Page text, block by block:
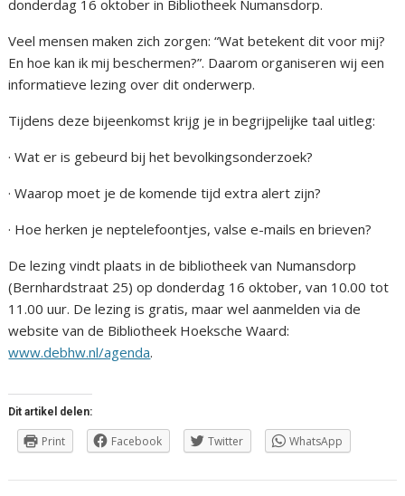
donderdag 16 oktober in Bibliotheek Numansdorp.
Veel mensen maken zich zorgen: “Wat betekent dit voor mij?
En hoe kan ik mij beschermen?”. Daarom organiseren wij een
informatieve lezing over dit onderwerp.
Tijdens deze bijeenkomst krijg je in begrijpelijke taal uitleg:
· Wat er is gebeurd bij het bevolkingsonderzoek?
· Waarop moet je de komende tijd extra alert zijn?
· Hoe herken je neptelefoontjes, valse e-mails en brieven?
De lezing vindt plaats in de bibliotheek van Numansdorp
(Bernhardstraat 25) op donderdag 16 oktober, van 10.00 tot
11.00 uur. De lezing is gratis, maar wel aanmelden via de
website van de Bibliotheek Hoeksche Waard:
www.debhw.nl/agenda.
Dit artikel delen:
Print Facebook Twitter WhatsApp